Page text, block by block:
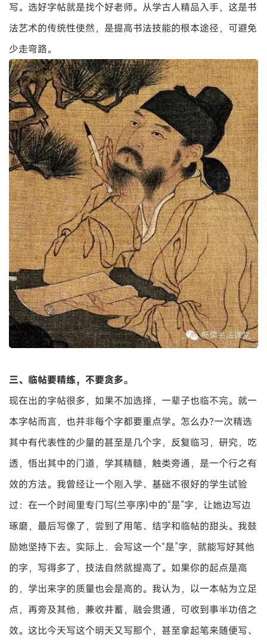
写。选好字帖就是找个好老师。从学古人精品入手，这是书
法艺术的传统性使然，是提高书法技能的根本途径，可避免
少走弯路。
三、临帖要精练，不要贪多。
现在出的字帖很多，如果不加选择，一辈子也临不完。就一
本字帖而言，也并非每个字都要重点学。怎么办?一次精选
其中有代表性的少量的甚至是几个字，反复临习，研究，吃
透，悟出其中的门道，学其精髓，触类旁通，是一个行之有
效的方法。我曾经让一个刚入学、基础不很好的学生试验
过：在一个时间里专门写(兰亭序)中的“是”字，让她边写边
琢磨，最后写像了，尝到了用笔、结字和临帖的甜头。我鼓
励她坚持下去。实际上．会写这一个“是”字，就能写好其他
的字，写得多了，技法自然就提高了。如果你的起点是高
的，学出来字的质量也会是高的。我认为，以一本帖为立足
点，再旁及其他，兼收并蓄，融会贯通，可收到事半功倍之
效。这比今天写这个明天又写那个，甚至拿起笔来随便写、